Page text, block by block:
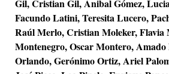
Gil, Cristian Gil, Anibal Gómez,
Facundo Latini, Teresita Lucero,
Raúl Merlo, Cristian Moleker,
Montenegro, Oscar Montero, Amado
Orlando, Gerónimo Ortiz, Ariel